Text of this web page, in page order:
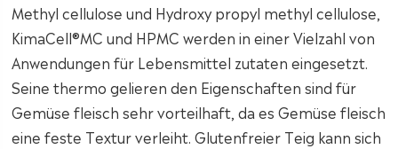
Methyl cellulose und Hydroxy propyl methyl cellulose,
KimaCell®MC und HPMC werden in einer Vielzahl von
Anwendungen für Lebensmittel zutaten eingesetzt.
Seine thermo gelieren den Eigenschaften sind für
Gemüse fleisch sehr vorteilhaft, da es Gemüse fleisch
eine feste Textur verleiht. Glutenfreier Teig kann sich